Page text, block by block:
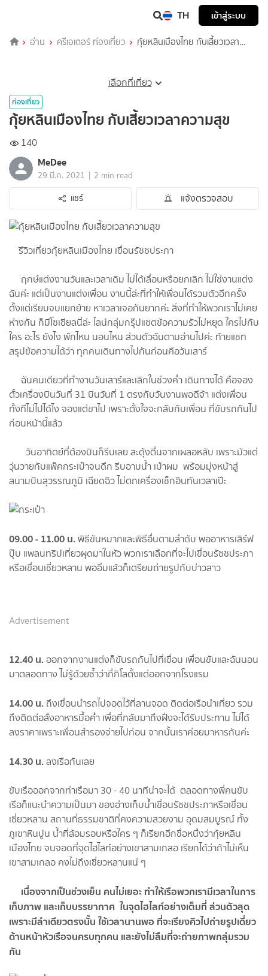
TH เข้าสู่ระบบ
อ่าน ครีเอเตอร์ ท่องเที่ยว
กุ้ยหลินเมืองไทย กับเสี้ยวเวลา
เลือกที่เที่ยว
ท่องเที่ยว
กุ้ยหลินเมืองไทย กับเสี้ยวเวลาความสุข
140
MeDee
29 มี.ค. 2021 | 2 min read
แชร์
แจ้งตรวจสอบ
รีวิวเที่ยวกุ้ยหลินเมืองไทย เขื่อนรัชชประภา
ฤกษ์แต่งงานวันและเวลาเดิม ไม่ได้เลื่อนหรือยกเลิก ไม่ใช่งานแต่ง
ฉันค่ะ แต่เป็นงานแต่งเพื่อน งานนี้ล่ะที่ทำให้เพื่อนได้รวมตัวอีกครั้ง
ตั้งแต่เรียบจบแยกย้าย หาเวลาเจอกันยากค่ะ สิ่งที่ทำให้พวกเราไม่เคย
ห่างกัน ก็มีโซเชียลนี่ล่ะ ไลน์กลุ่มกรุ๊ปแชตข้อความรัวไม่หยุด ใครไปกับ
ใคร อะไร ยังไง พักไหน นอนไหน ส่วนตัวฉันตามอ่านไปค่ะ ท้ายแชท
สรุปข้อความได้ว่า ทุกคนเดินทางไปกันก่อนคือวันเสาร์
ฉันคนเดียวที่ทำงานวันเสาร์และเลิกในช่วงค่ำ เดินทางได้ คือจอง
ตั๋วเครื่องบินวันที่ 31 บินวันที่ 1 ตรงกับวันงานพอดีจ้า แต่งเพื่อน
ทั้งทีไม่ไปได้ไง จองแต่ขาไป เพราะตั้งใจจะกลับกับเพื่อน ที่ขับรถกันไป
ก่อนหน้านี้แล้ว
วันอาทิตย์ที่ต้องบินก็รีบเลย สะดุ้งตื่นจากเผลอหลับ เพราะมัวแต่
วุ่นวายกับแพ็คกระเป๋าจนดึก รีบอาบน้ำ เป่าผม พร้อมมุ่งหน้าสู่
สนามบินสุวรรณภูมิ เฉียดฉิว ไม่ตกเครื่องเช็กอินทันเวลาเป๊ะ
09.00 -11.00 น.พิธีขันหมากและพิธีอื่นตามลำดับ พออาหารเสิร์ฟ
ปุ๊บ แพลนทริปเที่ยวผุดมาในหัว พวกเราเลือกที่จะไปเขื่อนรัชชประภา
หรือเขื่อนเชี่ยวหลาน พออิ่มแล้วก็เตรียมถ่ายรูปกับบ่าวสาว
Advertisement
12.40 น.ออกจากงานแต่งก็ขับรถกันไปที่เขื่อน เพื่อนขับและฉันนอน
มาตลอดทาง ไม่รู้ด้วยซ้ำว่ากี่กิโลตั้งแต่ออกจากโรงแรม
14.00 น. ถึงเขื่อนนำรถไปจอดไว้ที่ลานจอด ติดต่อเรือนำเที่ยว รวม
ถึงติดต่อสั่งอาหารมื้อค่ำ เพื่อที่กลับมาถึงฝั่งจะได้รับประทาน ไม่ได้
ลงราคาเพราะเพื่อนสำรองจ่ายไปก่อน จากนั้นเราค่อยมาหารกันค่ะ
14.30 น.ลงเรือกันเลย
ขับเรือออกจากท่าเรือมา 30 - 40 นาทีน่าจะได้ ตลอดทางพี่คนขับ
เรือก็แนะนำความเป็นมา ของอ่างเก็บน้ำเขื่อนรัชชประภาหรือเขื่อน
เชี่ยวหลาน สถานที่ธรรมชาติที่คงความสวยงาม อุดมสมบูรณ์ ทั้ง
ภูเขาหินปูน น้ำที่ล้อมรอบหรือใคร ๆ ก็เรียกอีกชื่อหนึ่งว่ากุ้ยหลิน
เมืองไทย จนจอดที่จุดไฮไลท์อย่างเขาสามเกลอ เรียกได้ว่าถ้าไม่เห็น
เขาสามเกลอ คงไม่ถึงเชี่ยวหลานแน่ ๆ
เนื่องจากเป็นช่วงเย็น คนไม่เยอะ ทำให้เรือพวกเรามีเวลาในการ
เก็บภาพ และเก็บบรรยากาศ ในจุดไฮไลท์อย่างเต็มที่ ส่วนตัวสุด
เพราะมีลำเดียวตรงนั้น ใช้เวลานานพอ ที่จะเรียงคิวไปถ่ายรูปเดี่ยว
ด้านหน้าหัวเรือจนครบทุกคน และยังไม่ลืมที่จะถ่ายภาพกลุ่มรวม
กัน